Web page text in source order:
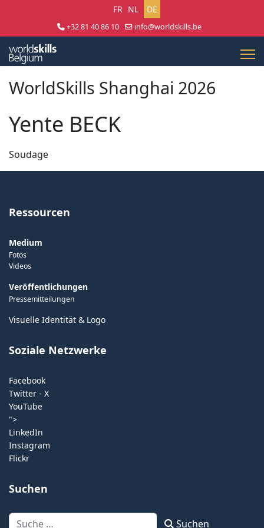
Sprache auswählen
FR NL DE
+32 81 40 86 10
info@worldskills.be
WorldSkills Shanghai 2026
Yente BECK
Soudage
Ressourcen
Medium
Fotos
Videos
Veröffentlichungen
Pressemitteilungen
Visuelle Identität & Logo
Soziale Netzwerke
Facebook
Twitter - X
YouTube
">
LinkedIn
Instagram
Flickr
Suchen
Suchen Suchen